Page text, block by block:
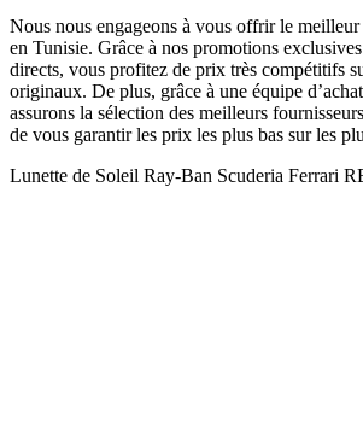
Nous nous engageons à vous offrir le
en Tunisie. Grâce à nos promotions
directs, vous profitez de prix très compétitifs
originaux. De plus, grâce à une équipe
assurons la sélection des meilleurs
de vous garantir les prix les plus bas sur les
Lunette de Soleil Ray-Ban Scuderia Ferrari